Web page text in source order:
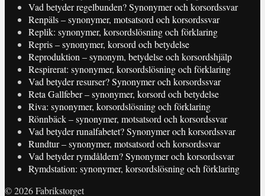
Vad betyder regelbunden? Synonymer och korsordssvar
Renpäls – synonymer, motsatsord och korsordssvar
Replik: synonymer, korsordslösning och förklaring
Repris – synonymer, korsord och betydelse
Reproduktion – synonym, betydelse och korsordshjälp
Respirerat: synonymer, korsordslösning och förklaring
Vad betyder resurser? Synonymer och korsordssvar
Reta Gallfeber – synonymer, korsord och betydelse
Riva: synonymer, korsordslösning och förklaring
Rönnbäck – synonymer, motsatsord och korsordssvar
Vad betyder runalfabetet? Synonymer och korsordssvar
Rundtur – synonymer, motsatsord och korsordssvar
Vad betyder rymdåldern? Synonymer och korsordssvar
Rymdstation: synonymer, korsordslösning och förklaring
© 2026 Fabrikstorget